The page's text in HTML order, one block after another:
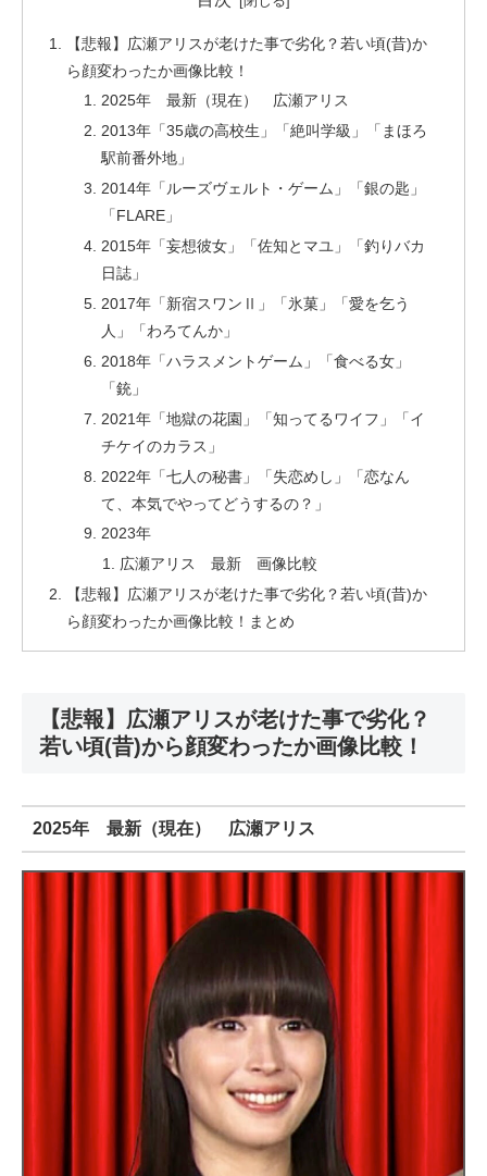
【悲報】広瀬アリスが老けた事で劣化？若い頃(昔)か
ら顔変わったか画像比較！
2025年 最新（現在） 広瀬アリス
2013年「35歳の高校生」「絶叫学級」「まほろ
駅前番外地」
2014年「ルーズヴェルト・ゲーム」「銀の匙」
「FLARE」
2015年「妄想彼女」「佐知とマユ」「釣りバカ
日誌」
2017年「新宿スワンⅡ」「氷菓」「愛を乞う
人」「わろてんか」
2018年「ハラスメントゲーム」「食べる女」
「銃」
2021年「地獄の花園」「知ってるワイフ」「イ
チケイのカラス」
2022年「七人の秘書」「失恋めし」「恋なん
て、本気でやってどうするの？」
2023年
広瀬アリス 最新 画像比較
【悲報】広瀬アリスが老けた事で劣化？若い頃(昔)か
ら顔変わったか画像比較！まとめ
【悲報】広瀬アリスが老けた事で劣化？
若い頃(昔)から顔変わったか画像比較！
2025年 最新（現在） 広瀬アリス